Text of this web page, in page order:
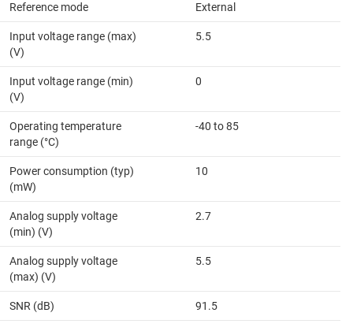
Reference mode External
Input voltage range (max)
(V)
5.5
Input voltage range (min)
(V)
0
Operating temperature
range (°C)
-40 to 85
Power consumption (typ)
(mW)
10
Analog supply voltage
(min) (V)
2.7
Analog supply voltage
(max) (V)
5.5
SNR (dB) 91.5